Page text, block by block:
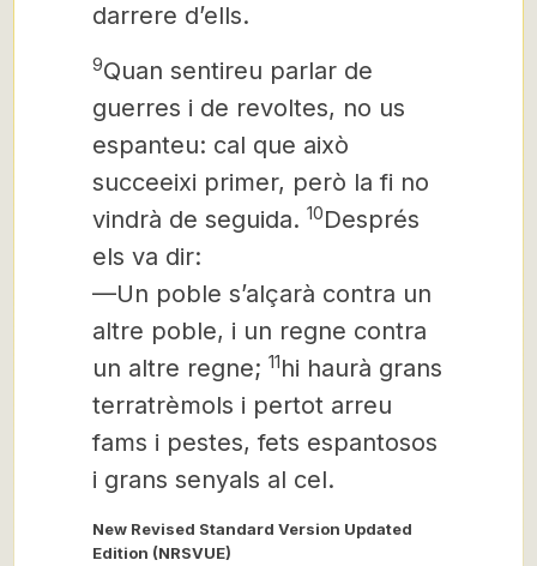
darrere d’ells.
9Quan sentireu parlar de
guerres i de revoltes, no us
espanteu: cal que això
succeeixi primer, però la fi no
vindrà de seguida. 10Després
els va dir:
—Un poble s’alçarà contra un
altre poble, i un regne contra
un altre regne; 11hi haurà grans
terratrèmols i pertot arreu
fams i pestes, fets espantosos
i grans senyals al cel.
New Revised Standard Version Updated
Edition (NRSVUE)